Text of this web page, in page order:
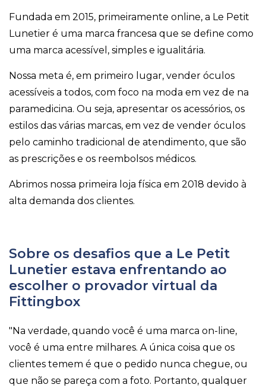
Fundada em 2015, primeiramente online, a Le Petit
Lunetier é uma marca francesa que se define como
uma marca acessível, simples e igualitária.
Nossa meta é, em primeiro lugar, vender óculos
acessíveis a todos, com foco na moda em vez de na
paramedicina. Ou seja, apresentar os acessórios, os
estilos das várias marcas, em vez de vender óculos
pelo caminho tradicional de atendimento, que são
as prescrições e os reembolsos médicos.
Abrimos nossa primeira loja física em 2018 devido à
alta demanda dos clientes.
Sobre os desafios que a Le Petit
Lunetier estava enfrentando ao
escolher o provador virtual da
Fittingbox
"Na verdade, quando você é uma marca on-line,
você é uma entre milhares. A única coisa que os
clientes temem é que o pedido nunca chegue, ou
que não se pareça com a foto. Portanto, qualquer